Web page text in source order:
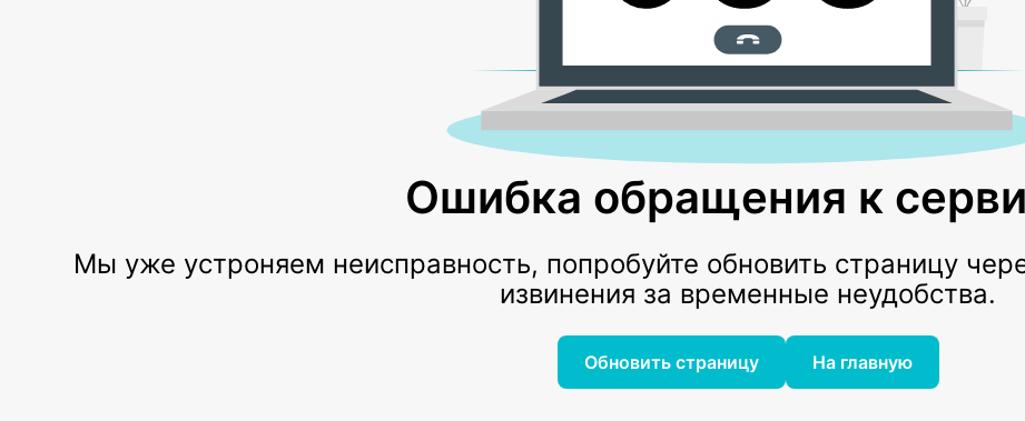
Ошибка обращения к
Мы уже устроняем неисправность, попробуйте обновить страницу
извинения за временные неудобства.
Обновить страницу На главную